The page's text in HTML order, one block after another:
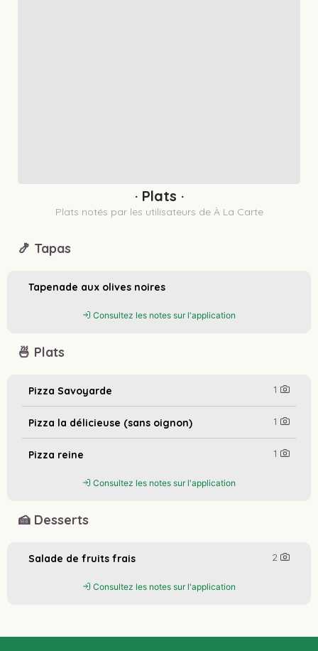
· Plats ·
Plats notés par les utilisateurs de À La Carte
🍤 Tapas
Tapenade aux olives noires
Consultez les notes sur l'application
🍜 Plats
Pizza Savoyarde 1
Pizza la délicieuse (sans oignon) 1
Pizza reine 1
Consultez les notes sur l'application
🍰 Desserts
Salade de fruits frais 2
Consultez les notes sur l'application